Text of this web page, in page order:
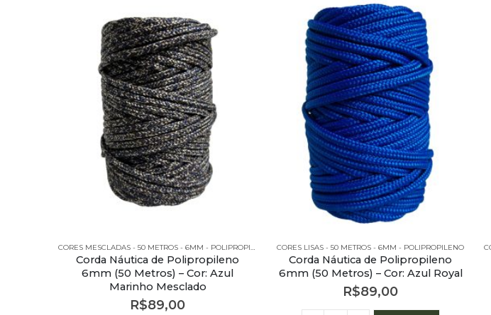
CORES MESCLADAS - 50 METROS - 6MM - POLIPROPILENO
Corda Náutica de Polipropileno
6mm (50 Metros) – Cor: Azul
Marinho Mesclado
R$89,00
CORES LISAS - 50 METROS - 6MM - POLIPROPILENO
Corda Náutica de Polipropileno
6mm (50 Metros) – Cor: Azul Royal
R$89,00